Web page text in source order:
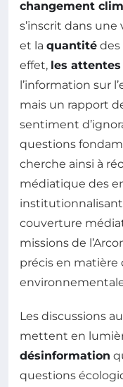
changement
s’inscrit dans une
et la quantité des
effet, les
l’information sur
mais un rapport
sentiment
questions
cherche ainsi à
médiatique des
couverture
missions de
précis en matière
Les discussions
mettent en
désinformation
questions